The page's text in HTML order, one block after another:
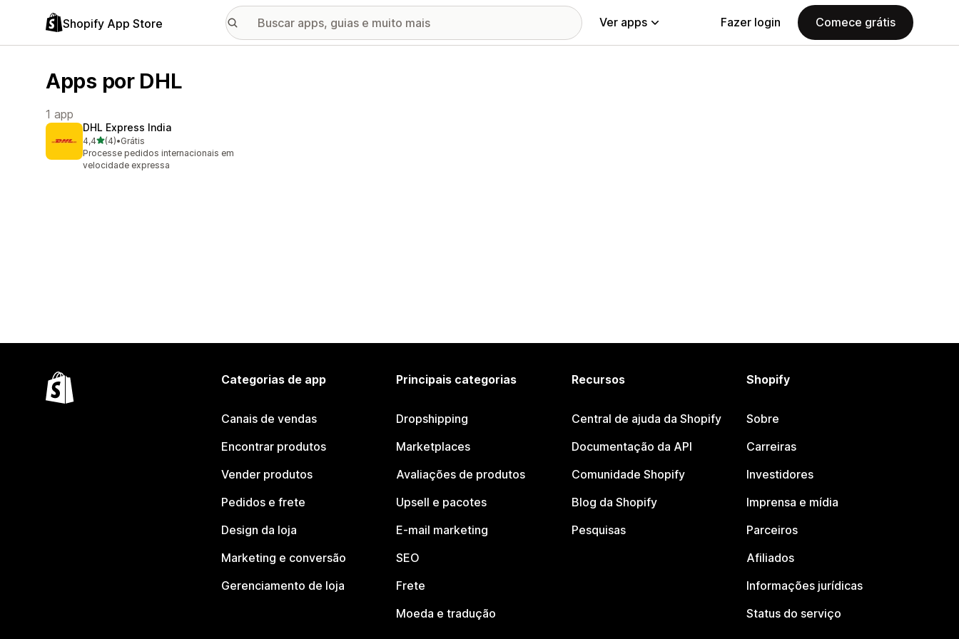
Shopify App Store Ver apps Fazer login Comece grátis
Apps por DHL
1 app
DHL Express India
4,4de 5 estrelas
(4)
4 avaliações ao todo
•Grátis
Processe pedidos internacionais em
velocidade expressa
Categorias de app
Canais de vendas
Encontrar produtos
Vender produtos
Pedidos e frete
Design da loja
Marketing e conversão
Gerenciamento de loja
Principais categorias
Dropshipping
Marketplaces
Avaliações de produtos
Upsell e pacotes
E-mail marketing
SEO
Frete
Moeda e tradução
Recursos
Central de ajuda da Shopify
Documentação da API
Comunidade Shopify
Blog da Shopify
Pesquisas
Shopify
Sobre
Carreiras
Investidores
Imprensa e mídia
Parceiros
Afiliados
Informações jurídicas
Status do serviço